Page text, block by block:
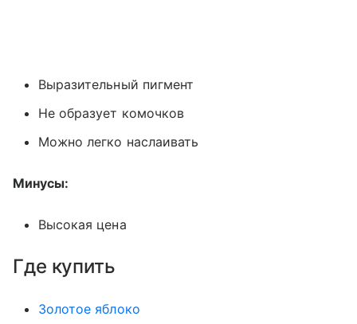
Выразительный пигмент
Не образует комочков
Можно легко наслаивать
Минусы:
Высокая цена
Где купить
Золотое яблоко